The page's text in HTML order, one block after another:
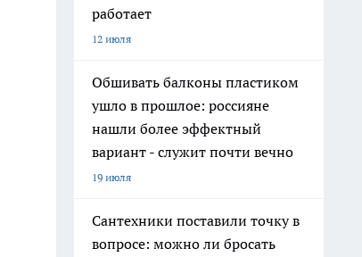
работает
12 июля
Обшивать балконы пластиком
ушло в прошлое: россияне
нашли более эффектный
вариант - служит почти вечно
19 июля
Сантехники поставили точку в
вопросе: можно ли бросать